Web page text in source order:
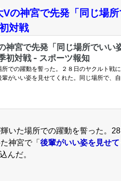
Vの神宮で先発「同じ場
対戦
た場所での躍動を誓った。28
神宮で「 後輩がいい姿を見せ
んだ。